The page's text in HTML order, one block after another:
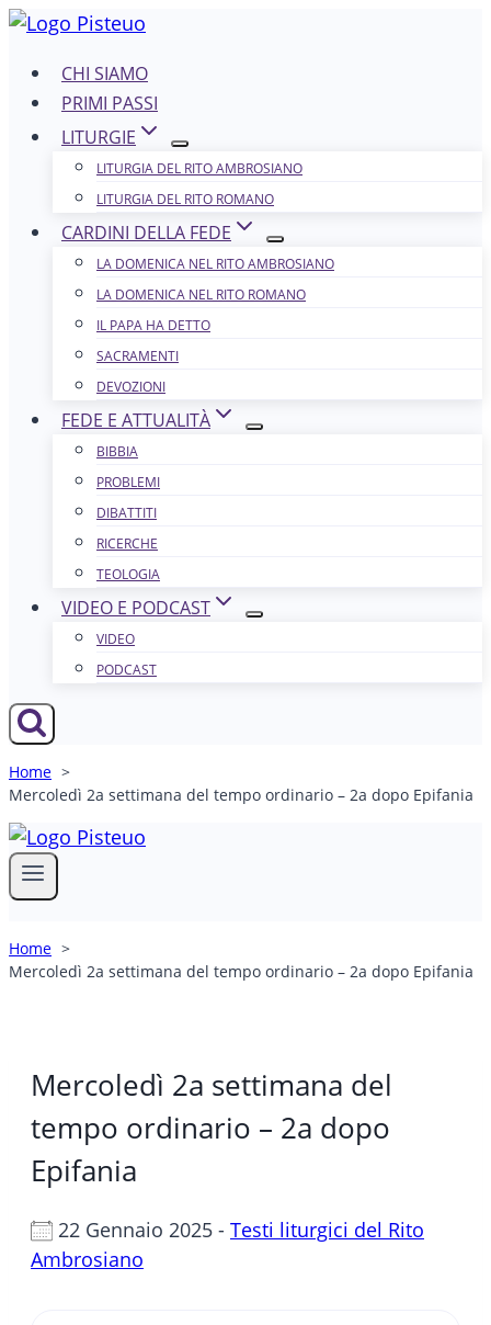
Salta
contenutoCHI SIAMO
PRIMI PASSI
LITURGIE
LITURGIA DEL RITO AMBROSIANO
LITURGIA DEL RITO ROMANO
CARDINI DELLA FEDE
LA DOMENICA NEL R​​​​​​ITO AMBROSIANO
LA DOMENICA NEL RITO ROMANO
IL PAPA HA DETTO
SACRAMENTI
DEVOZIONI
FEDE E ATTUALITÀ
BIBBIA
PROBLEMI
DIBATTITI
RICERCHE
TEOLOGIA
VIDEO E PODCAST
VIDEO
PODCAST
Home
Mercoledì 2a settimana del tempo ordinario – 2a dopo Epifania
Home
Mercoledì 2a settimana del tempo ordinario – 2a dopo Epifania
Mercoledì 2a settimana del
tempo ordinario – 2a dopo
Epifania
22 Gennaio 2025 - Testi liturgici del Rito
Ambrosiano